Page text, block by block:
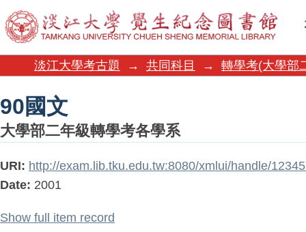
90國文
淡江大學考古題 → 共同科目 → 轉學考(大學部
90國文
大學部二年級轉學考各學系
URI: http://exam.lib.tku.edu.tw:8080/xmlui/handle/
Date: 2001
Show full item record